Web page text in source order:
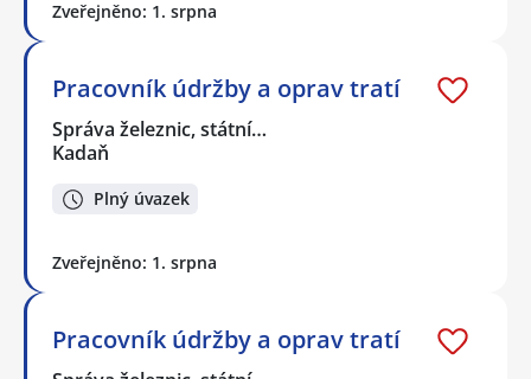
Zveřejněno: 1. srpna
Pracovník údržby a oprav tratí
Správa železnic, státní…
Kadaň
Plný úvazek
Zveřejněno: 1. srpna
Pracovník údržby a oprav tratí